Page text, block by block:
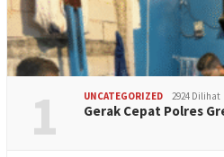
1 UNCATEGORIZED 2924 Dilihat
Gerak Cepat Polres